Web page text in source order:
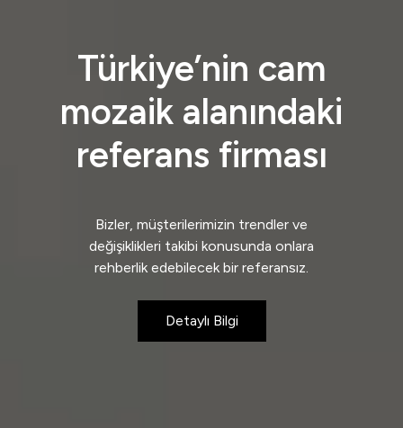
Türkiye’nin cam
mozaik alanındaki
referans firması
Bizler, müşterilerimizin trendler ve
değişiklikleri takibi konusunda onlara
rehberlik edebilecek bir referansız.
Detaylı Bilgi